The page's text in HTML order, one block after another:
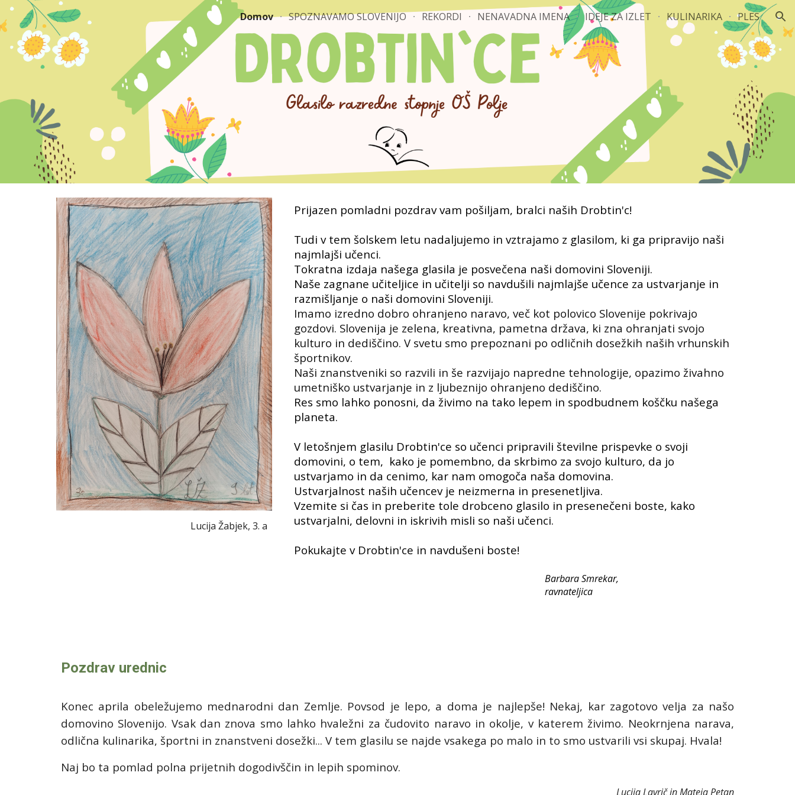
Skip to main content Skip to navigation
Domov SPOZNAVAMO SLOVENIJO REKORDI NENAVADNA IMENA IDEJE ZA IZLET KULINARIKA PLES
Lucija Žabjek, 3. a
Prijazen pomladni pozdrav vam pošiljam, bralci naših Drobtin'c!
Tudi v tem šolskem letu nadaljujemo in vztrajamo z glasilom, ki ga pripravijo naši
najmlajši učenci.
Tokratna izdaja našega glasila je posvečena naši domovini Sloveniji.
Naše zagnane učiteljice in učitelji so navdušili najmlajše učence za ustvarjanje in
razmišljanje o naši domovini Sloveniji.
Imamo izredno dobro ohranjeno naravo, več kot polovico Slovenije pokrivajo
gozdovi. Slovenija je zelena, kreativna, pametna država, ki zna ohranjati svojo
kulturo in dediščino. V svetu smo prepoznani po odličnih dosežkih naših vrhunskih
športnikov.
Naši znanstveniki so razvili in še razvijajo napredne tehnologije, opazimo živahno
umetniško ustvarjanje in z ljubeznijo ohranjeno dediščino.
Res smo lahko ponosni, da živimo na tako lepem in spodbudnem koščku našega
planeta.
V letošnjem glasilu Drobtin'ce so učenci pripravili številne prispevke o svoji
domovini, o tem, kako je pomembno, da skrbimo za svojo kulturo, da jo
ustvarjamo in da cenimo, kar nam omogoča naša domovina.
Ustvarjalnost naših učencev je neizmerna in presenetljiva.
Vzemite si čas in preberite tole drobceno glasilo in presenečeni boste, kako
ustvarjalni, delovni in iskrivih misli so naši učenci.
Pokukajte v Drobtin'ce in navdušeni boste!
Barbara Smrekar,
ravnateljica
Pozdrav urednic
Konec aprila obeležujemo mednarodni dan Zemlje. Povsod je lepo, a doma je najlepše! Nekaj, kar zagotovo velja za našo
domovino Slovenijo. Vsak dan znova smo lahko hvaležni za čudovito naravo in okolje, v katerem živimo. Neokrnjena narava,
odlična kulinarika, športni in znanstveni dosežki... V tem glasilu se najde vsakega po malo in to smo ustvarili vsi skupaj. Hvala!
Naj bo ta pomlad polna prijetnih dogodivščin in lepih spominov.
Lucija Lavrič in Mateja Petan